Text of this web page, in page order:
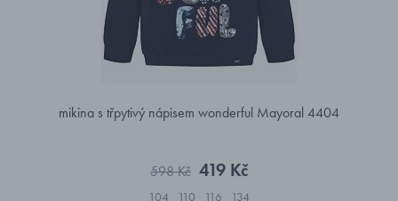
mikina s třpytivý nápisem wonderful Mayoral 4404
598 Kč 419 Kč
104 110 116 134